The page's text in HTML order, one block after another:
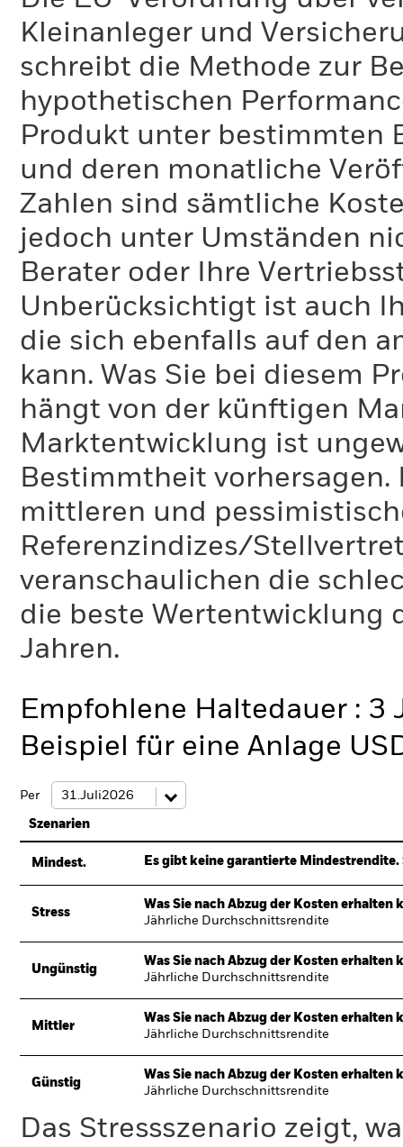
Kleinanleger und
schreibt die Methode zur
hypothetischen
Produkt unter bestimmten
und deren monatliche
Zahlen sind sämtliche
jedoch unter Umständen
Berater oder Ihre
Unberücksichtigt ist auch
die sich ebenfalls auf den
kann. Was Sie bei diesem
hängt von der künftigen
Marktentwicklung ist
Bestimmtheit
mittleren und
Referenzindizes/
veranschaulichen die
die beste Wertentwicklung
Jahren.
Empfohlene Haltedauer : 3
Beispiel für eine Anlage
Per
Szenarien
Mindest. Es gibt keine garantierte
Stress
Was Sie nach Abzug der Kosten erhalten
Jährliche Durchschnittsrendite
Ungünstig
Was Sie nach Abzug der Kosten erhalten
Jährliche Durchschnittsrendite
Mittler
Was Sie nach Abzug der Kosten erhalten
Jährliche Durchschnittsrendite
Günstig
Was Sie nach Abzug der Kosten erhalten
Jährliche Durchschnittsrendite
Das Stressszenario zeigt,